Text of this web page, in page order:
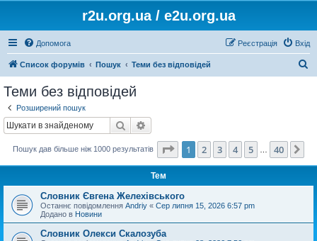
r2u.org.ua / e2u.org.ua
Допомога Вхід
Реєстрація
Список форумів Пошук Теми без відповідей
Теми без відповідей
Розширений пошук
Пошук
Пошук дав більше ніж 1000 результатів Сторінка 1 40
1 2 3 4 5 40
Тем
Словник Євгена Желехівського
Останнє повідомлення Andriy « Сер липня 15, 2026 6:57 pm
Додано в Новини
Словник Олекси Скалозуба